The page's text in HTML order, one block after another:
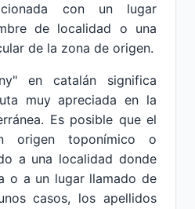
con un lugar
de localidad o una
de la zona de origen.
en catalán significa
muy apreciada en la
Es posible que el
origen toponímico o
a una localidad donde
o a un lugar llamado de
casos, los apellidos